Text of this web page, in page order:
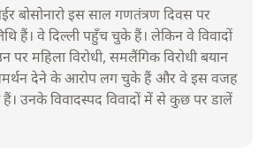
जईर बोसोनारो इस साल गणतंत्रण दिवस पर
हैं। वे दिल्ली पहुँच चुके हैं। लेकिन वे विवादों
महिला विरोधी, समलैंगिक विरोधी बयान
देने के आरोप लग चुके हैं और वे इस वजह
उनके विवादस्पद विवादों में से कुछ पर डालें